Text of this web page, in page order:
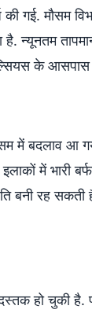
की गई. मौसम
है. न्यूनतम
के आसपास
में बदलाव आ
में भारी
बनी रह सकती
हो चुकी